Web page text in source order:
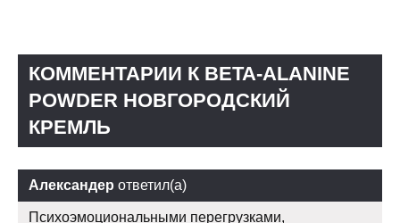
КОММЕНТАРИИ К BETA-ALANINE
POWDER НОВГОРОДСКИЙ
КРЕМЛЬ
Александер ответил(а)
Психоэмоциональными перегрузками,